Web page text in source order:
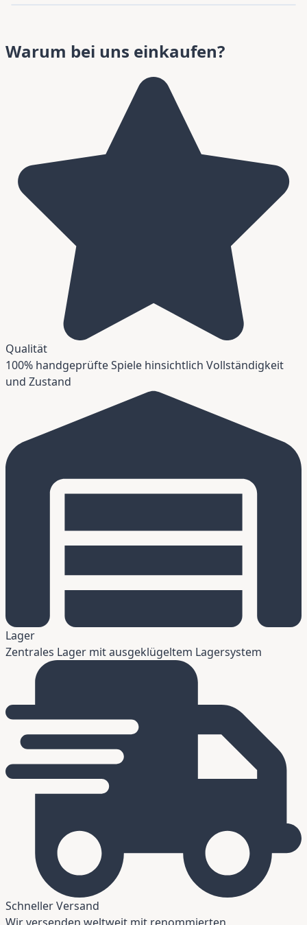
Warum bei uns einkaufen?
Qualität
100% handgeprüfte Spiele hinsichtlich Vollständigkeit
und Zustand
Lager
Zentrales Lager mit ausgeklügeltem Lagersystem
Schneller Versand